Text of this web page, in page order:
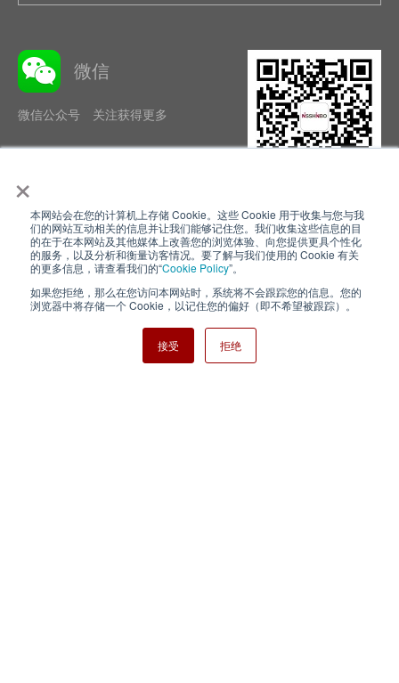
×
本网站会在您的计算机上存储 Cookie。这些 Cookie 用于收集与您与我
们的网站互动相关的信息并让我们能够记住您。我们收集这些信息的目
的在于在本网站及其他媒体上改善您的浏览体验、向您提供更具个性化
的服务，以及分析和衡量访客情况。要了解与我们使用的 Cookie 有关
的更多信息，请查看我们的“Cookie Policy”。
如果您拒绝，那么在您访问本网站时，系统将不会跟踪您的信息。您的
浏览器中将存储一个 Cookie，以记住您的偏好（即不希望被跟踪）。
接受 拒绝
微信
微信公众号 关注获得更多
隐私政策 使用条款
Cookie Policy 网站地图
Nisshinbo Holdings Inc.
Copyright ⓒ Nisshinbo Micro Devices Inc. All Rights Reserved.